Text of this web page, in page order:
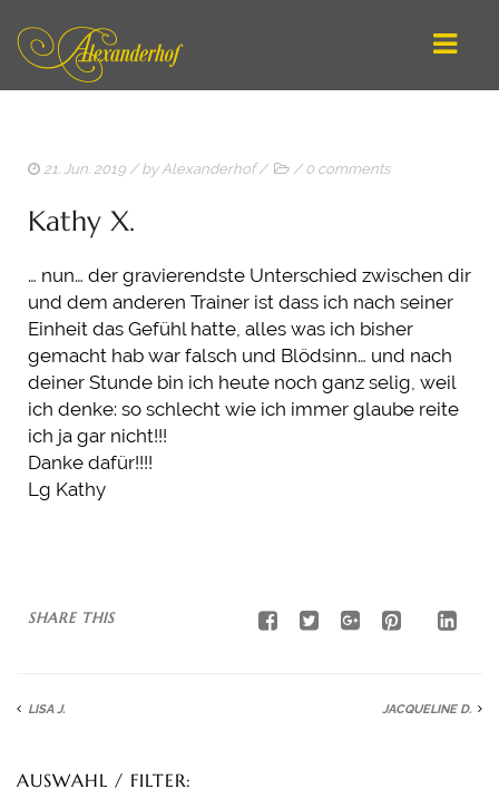
STARTSEITE / ANGEBOTE
REITEN LERNEN
ARBEIT AN DER HAND
ATHLETISCHES LONGIEREN
ONLINE-SCHULE
COACHING
21. Jun. 2019 / byAlexanderhof/ / 0 comments
Kathy X.
… nun… der gravierendste Unterschied zwischen dir
und dem anderen Trainer ist dass ich nach seiner
Einheit das Gefühl hatte, alles was ich bisher
gemacht hab war falsch und Blödsinn… und nach
deiner Stunde bin ich heute noch ganz selig, weil
ich denke: so schlecht wie ich immer glaube reite
ich ja gar nicht!!!
Danke dafür!!!!
Lg Kathy
SHARE THIS
LISA J. JACQUELINE D.
AUSWAHL / FILTER: